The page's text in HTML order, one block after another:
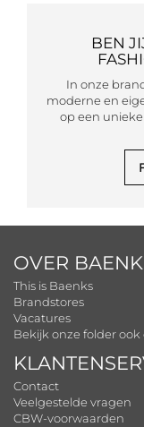
BEN
In onze
moderne en
op een unieke
OVER
This is Baenks
Brandstores
Vacatures
Bekijk onze folder ook
Contact
Veelgestelde vragen
CBW-voorwaarden